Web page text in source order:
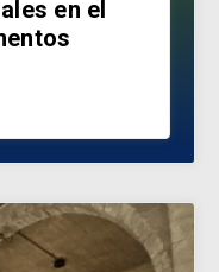
en el